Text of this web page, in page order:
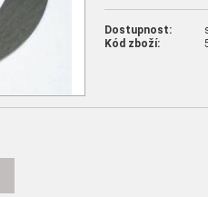
Dostupnost:
Kód zboží: